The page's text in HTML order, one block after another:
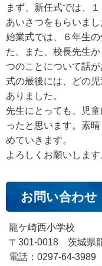
まず、新任式では、
あいさつをもらいまし
始業式では、６年生
た。また、校長先生
つのことについて話が
式の最後には、どの
ありました。
先生にとっても、児
ったと思います。素
めていきます。
よろしくお願いします
お問い合わせ
龍ケ崎西小学校
〒301-0018 茨城県
電話：0297-64-3989